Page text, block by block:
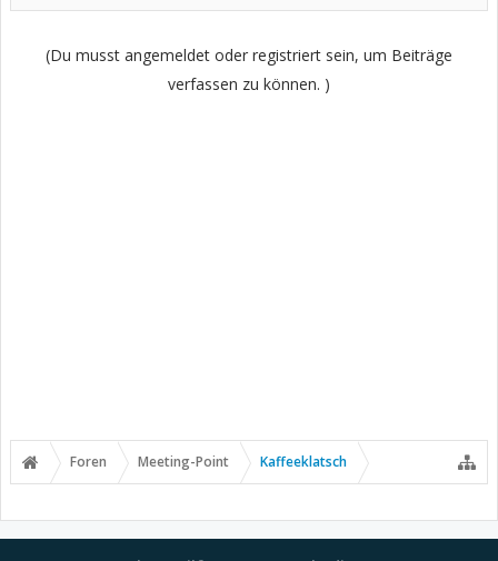
(Du musst angemeldet oder registriert sein, um Beiträge
verfassen zu können. )
Foren Meeting-Point Kaffeeklatsch